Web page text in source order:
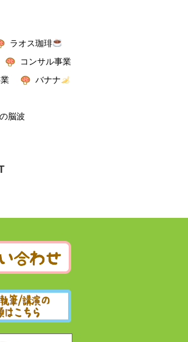
ラオス珈琲
コンサル事業
バナナ
脳波